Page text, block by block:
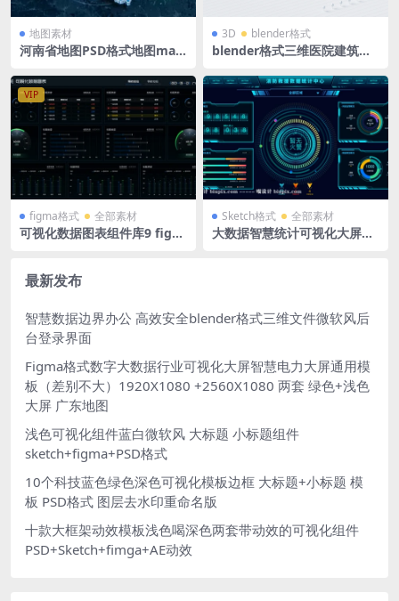
地图素材
河南省地图PSD格式地图map
景 1500x1080PX
3D blender格式
blender格式三维医院建筑模
VIP
figma格式 全部素材
可视化数据图表组件库9 figm
Sketch格式 全部素材
大数据智慧统计可视化大屏数
最新发布
智慧数据边界办公 高效安全blender格式三维文件微软风后
台登录界面
Figma格式数字大数据行业可视化大屏智慧电力大屏通用模
板（差别不大）1920X1080 +2560X1080 两套 绿色+浅色
大屏 广东地图
浅色可视化组件蓝白微软风 大标题 小标题组件
sketch+figma+PSD格式
10个科技蓝色绿色深色可视化模板边框 大标题+小标题 模
板 PSD格式 图层去水印重命名版
十款大框架动效模板浅色喝深色两套带动效的可视化组件
PSD+Sketch+fimga+AE动效